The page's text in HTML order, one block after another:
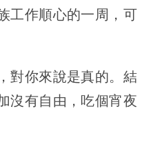
工作順心的一周，可
對你來說是真的。結
沒有自由，吃個宵夜